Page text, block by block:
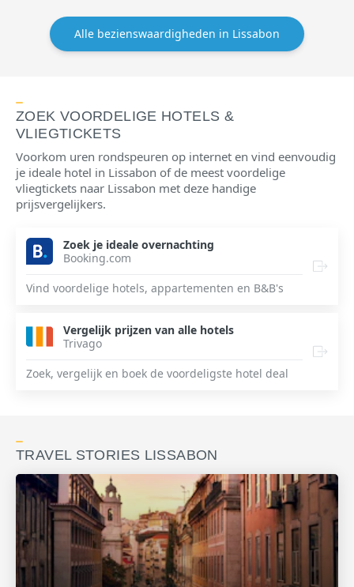
Alle bezienswaardigheden in Lissabon
ZOEK VOORDELIGE HOTELS &
VLIEGTICKETS
Voorkom uren rondspeuren op internet en vind eenvoudig
je ideale hotel in Lissabon of de meest voordelige
vliegtickets naar Lissabon met deze handige
prijsvergelijkers.
Zoek je ideale overnachting
Booking.com
Vind voordelige hotels, appartementen en B&B's
Vergelijk prijzen van alle hotels
Trivago
Zoek, vergelijk en boek de voordeligste hotel deal
TRAVEL STORIES LISSABON